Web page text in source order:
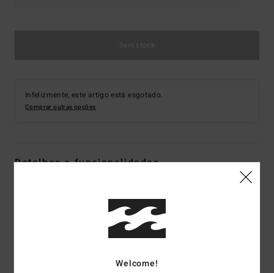
Infelizmente, este artigo está esgotado.
Comprar outras opções
Detalhes e funcionalidades
Código de Cor
Camurça de surfWelcome!